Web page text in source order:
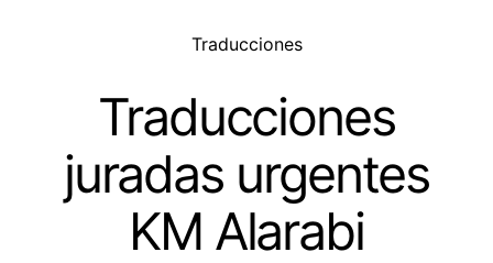
Tarifas
Blog
Traducciones
Traducciones
juradas urgentes
KM Alarabi